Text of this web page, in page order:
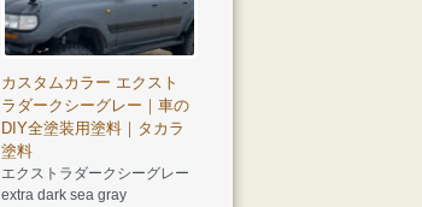
カスタムカラー エクスト
ラダークシーグレー｜車の
DIY全塗装用塗料｜タカラ
塗料
エクストラダークシーグレー
extra dark sea gray